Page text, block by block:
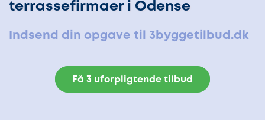
terrassefirmaer i Odense
Indsend din opgave til 3byggetilbud.dk
Få 3 uforpligtende tilbud